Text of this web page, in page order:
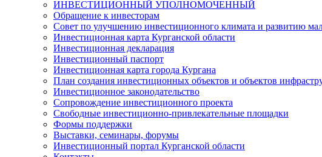
ИНВЕСТИЦИОННЫЙ УПОЛНОМОЧЕННЫЙ
Обращение к инвесторам
Совет по улучшению инвестиционного климата и развитию
Инвестиционная карта Курганской области
Инвестиционная декларация
Инвестиционный паспорт
Инвестиционная карта города Кургана
План создания инвестиционных объектов и объектов
Инвестиционное законодательство
Сопровождение инвестиционного проекта
Свободные инвестиционно-привлекательные площадки
Формы поддержки
Выставки, семинары, форумы
Инвестиционный портал Курганской области